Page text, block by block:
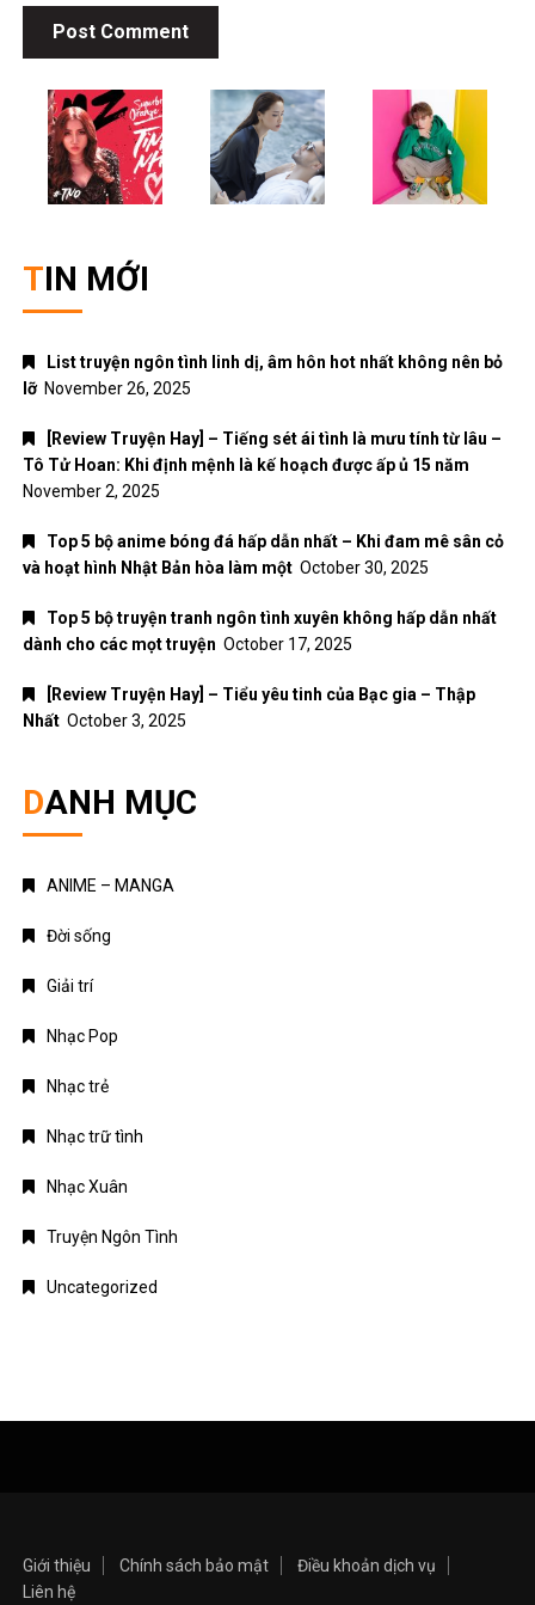
TIN MỚI
List truyện ngôn tình linh dị, âm hôn hot nhất không nên bỏ
lỡ November 26, 2025
[Review Truyện Hay] – Tiếng sét ái tình là mưu tính từ lâu –
Tô Tử Hoan: Khi định mệnh là kế hoạch được ấp ủ 15 năm
November 2, 2025
Top 5 bộ anime bóng đá hấp dẫn nhất – Khi đam mê sân cỏ
và hoạt hình Nhật Bản hòa làm một October 30, 2025
Top 5 bộ truyện tranh ngôn tình xuyên không hấp dẫn nhất
dành cho các mọt truyện October 17, 2025
[Review Truyện Hay] – Tiểu yêu tinh của Bạc gia – Thập
Nhất October 3, 2025
DANH MỤC
ANIME – MANGA
Đời sống
Giải trí
Nhạc Pop
Nhạc trẻ
Nhạc trữ tình
Nhạc Xuân
Truyện Ngôn Tình
Uncategorized
Giới thiệu Chính sách bảo mật
Điều khoản dịch vụ
Liên hệ